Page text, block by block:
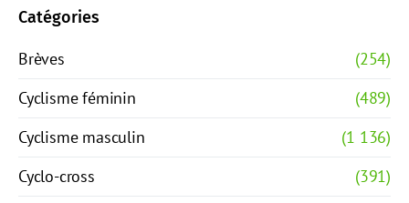
Catégories
Brèves
(254)
Cyclisme féminin
(489)
Cyclisme masculin
(1 136)
Cyclo-cross
(391)